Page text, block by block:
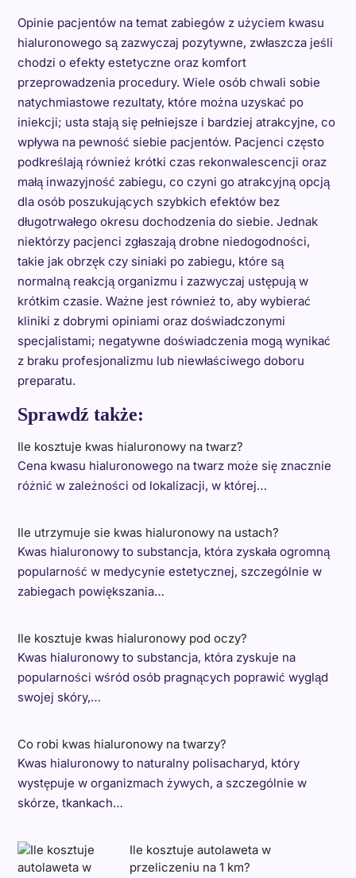
Opinie pacjentów na temat zabiegów z użyciem kwasu
hialuronowego są zazwyczaj pozytywne, zwłaszcza jeśli
chodzi o efekty estetyczne oraz komfort
przeprowadzenia procedury. Wiele osób chwali sobie
natychmiastowe rezultaty, które można uzyskać po
iniekcji; usta stają się pełniejsze i bardziej atrakcyjne, co
wpływa na pewność siebie pacjentów. Pacjenci często
podkreślają również krótki czas rekonwalescencji oraz
małą inwazyjność zabiegu, co czyni go atrakcyjną opcją
dla osób poszukujących szybkich efektów bez
długotrwałego okresu dochodzenia do siebie. Jednak
niektórzy pacjenci zgłaszają drobne niedogodności,
takie jak obrzęk czy siniaki po zabiegu, które są
normalną reakcją organizmu i zazwyczaj ustępują w
krótkim czasie. Ważne jest również to, aby wybierać
kliniki z dobrymi opiniami oraz doświadczonymi
specjalistami; negatywne doświadczenia mogą wynikać
z braku profesjonalizmu lub niewłaściwego doboru
preparatu.
Sprawdź także:
Ile kosztuje kwas hialuronowy na twarz?
Cena kwasu hialuronowego na twarz może się znacznie
różnić w zależności od lokalizacji, w której…
Ile utrzymuje sie kwas hialuronowy na ustach?
Kwas hialuronowy to substancja, która zyskała ogromną
popularność w medycynie estetycznej, szczególnie w
zabiegach powiększania…
Ile kosztuje kwas hialuronowy pod oczy?
Kwas hialuronowy to substancja, która zyskuje na
popularności wśród osób pragnących poprawić wygląd
swojej skóry,…
Co robi kwas hialuronowy na twarzy?
Kwas hialuronowy to naturalny polisacharyd, który
występuje w organizmach żywych, a szczególnie w
skórze, tkankach…
Ile kosztuje autolaweta w
przeliczeniu na 1 km?